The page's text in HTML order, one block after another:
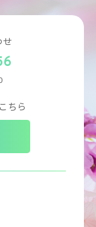
せ
ちら